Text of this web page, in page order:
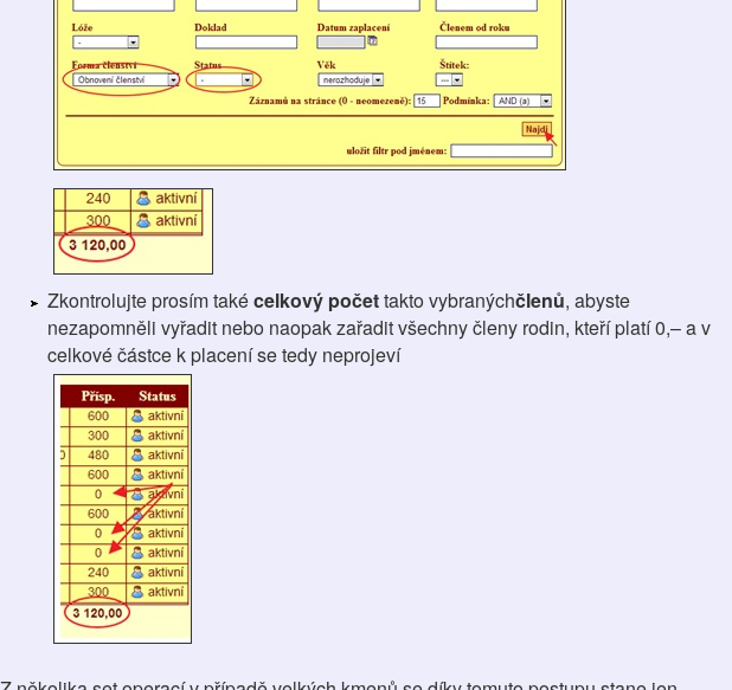
Zkontrolujte prosím takécelkový počettakto vybranýchčlenů, abyste
nezapomněli vyřadit nebo naopak zařadit všechny členy rodin, kteří platí 0,– a v
celkové částce k placení se tedy neprojeví